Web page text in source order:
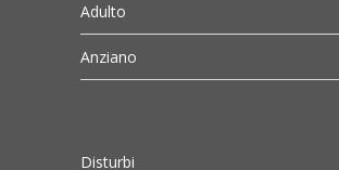
Adulto
Anziano
Disturbi